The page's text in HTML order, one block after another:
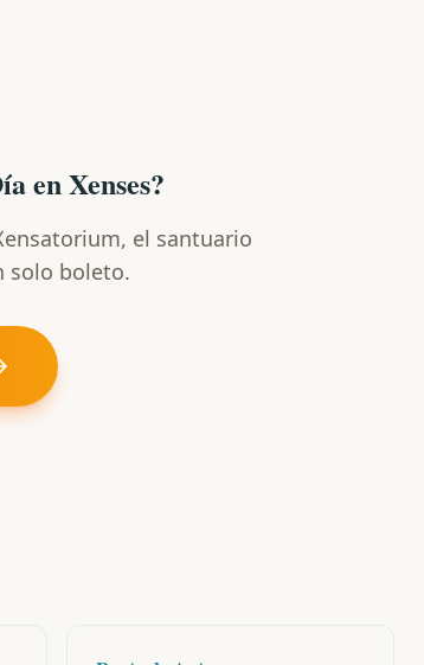
en Xenses?
el santuario
solo boleto.